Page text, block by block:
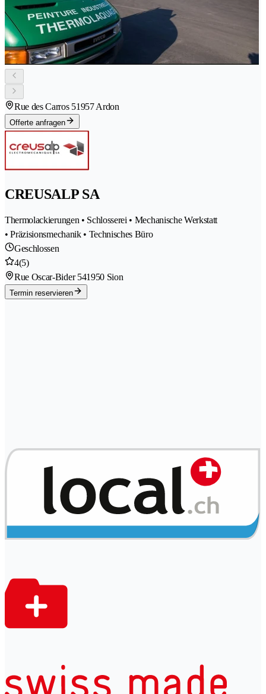
Rue des Carros 51957 Ardon
Offerte anfragen
CREUSALP SA
Thermolackierungen • Schlosserei • Mechanische Werkstatt
• Präzisionsmechanik • Technisches Büro
Geschlossen
4(5)
Rue Oscar-Bider 541950 Sion
Termin reservieren